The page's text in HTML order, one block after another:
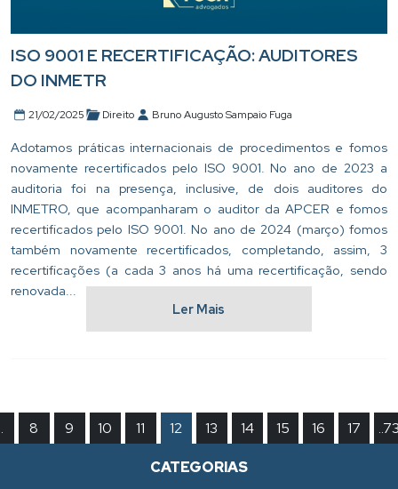
ISO 9001 E RECERTIFICAÇÃO: AUDITORES
DO INMETR
21/02/2025 Direito Bruno Augusto Sampaio Fuga
Adotamos práticas internacionais de procedimentos e fomos
novamente recertificados pelo ISO 9001. No ano de 2023 a
auditoria foi na presença, inclusive, de dois auditores do
INMETRO, que acompanharam o auditor da APCER e fomos
recertificados pelo ISO 9001. No ano de 2024 (março) fomos
também novamente recertificados, completando, assim, 3
recertificações (a cada 3 anos há uma recertificação, sendo
renovada...
Ler Mais
8 9 10 11 12 13 14 15 16 17
CATEGORIAS